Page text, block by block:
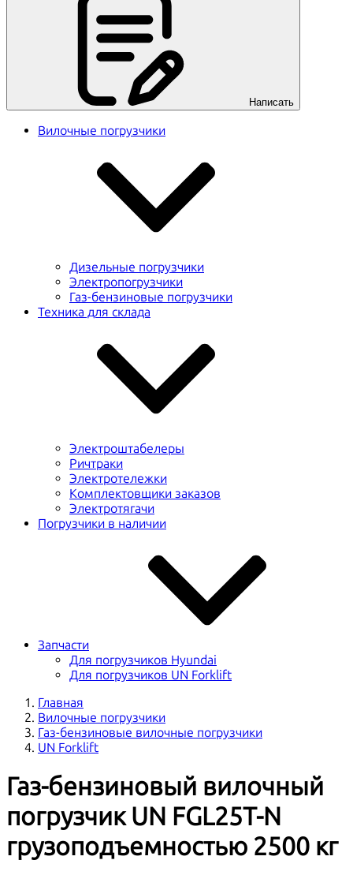
Написать
Вилочные погрузчики
Дизельные погрузчики
Электропогрузчики
Газ-бензиновые погрузчики
Техника для склада
Электроштабелеры
Ричтраки
Электротележки
Комплектовщики заказов
Электротягачи
Погрузчики в наличии
Запчасти
Для погрузчиков Hyundai
Для погрузчиков UN Forklift
Главная
Вилочные погрузчики
Газ-бензиновые вилочные погрузчики
UN Forklift
Газ-бензиновый вилочный
погрузчик UN FGL25T-N
грузоподъемностью 2500 кг